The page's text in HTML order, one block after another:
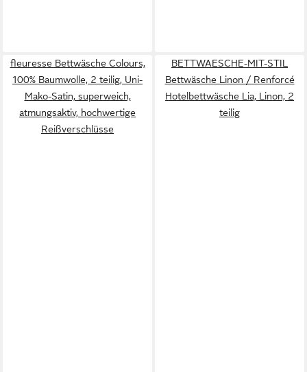
fleuresse Bettwäsche Colours,
100% Baumwolle, 2 teilig, Uni-
Mako-Satin, superweich,
atmungsaktiv, hochwertige
Reißverschlüsse
BETTWAESCHE-MIT-STIL
Bettwäsche Linon / Renforcé
Hotelbettwäsche Lia, Linon, 2
teilig